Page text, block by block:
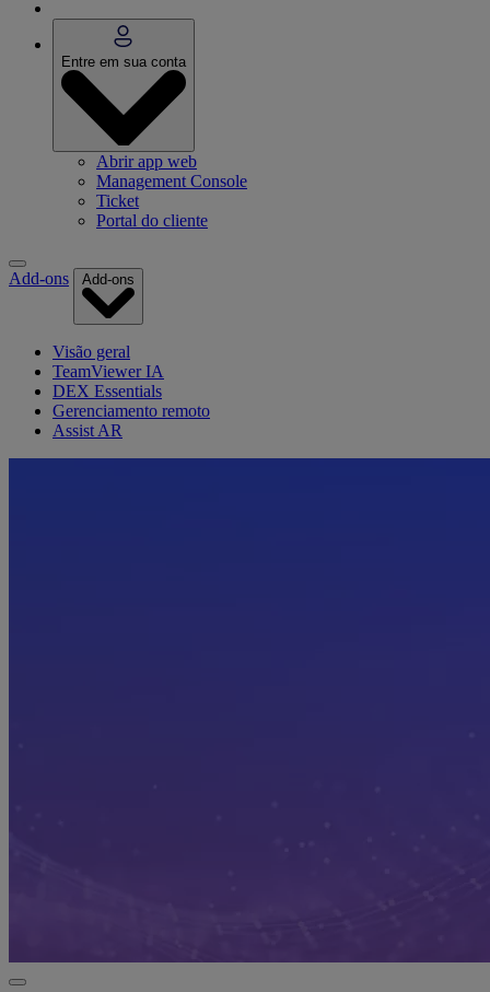
Entre em sua conta
Abrir app web
Management Console
Ticket
Portal do cliente
Add-ons Add-ons
Visão geral
TeamViewer IA
DEX Essentials
Gerenciamento remoto
Assist AR